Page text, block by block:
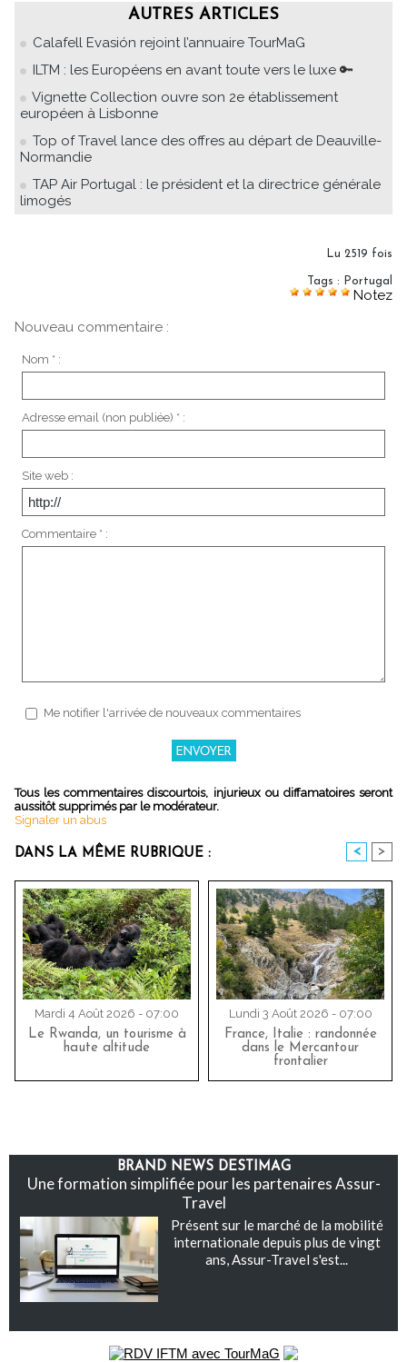
AUTRES ARTICLES
Calafell Evasión rejoint l’annuaire TourMaG
ILTM : les Européens en avant toute vers le luxe 🔑
Vignette Collection ouvre son 2e établissement
européen à Lisbonne
Top of Travel lance des offres au départ de Deauville-
Normandie
TAP Air Portugal : le président et la directrice générale
limogés
Lu 2519 fois
Tags : Portugal
Notez
Nouveau commentaire :
Nom * :
Adresse email (non publiée) * :
Site web :
Commentaire * :
Me notifier l'arrivée de nouveaux commentaires
Tous les commentaires discourtois, injurieux ou diffamatoires seront
aussitôt supprimés par le modérateur.
Signaler un abus
DANS LA MÊME RUBRIQUE : < >
Mardi 4 Août 2026 - 07:00
Le Rwanda, un tourisme à
haute altitude
Lundi 3 Août 2026 - 07:00
France, Italie : randonnée
dans le Mercantour
frontalier
BRAND NEWS DESTIMAG
Une formation simplifiée pour les partenaires Assur-
Travel
Présent sur le marché de la mobilité
internationale depuis plus de vingt
ans, Assur-Travel s'est...